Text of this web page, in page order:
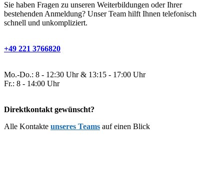
Sie haben Fragen zu unseren Weiterbildungen oder Ihrer
bestehenden Anmeldung? Unser Team hilft Ihnen telefonisch
schnell und unkompliziert.
+49 221 3766820
Mo.-Do.: 8 - 12:30 Uhr & 13:15 - 17:00 Uhr
Fr.: 8 - 14:00 Uhr
Direktkontakt gewünscht?
Alle Kontakte unseres Teams auf einen Blick